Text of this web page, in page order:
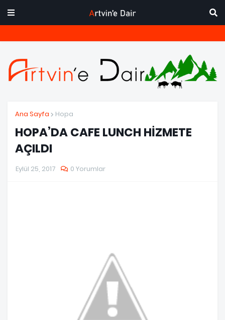
Ana Sayfa Hopa
HOPA’DA CAFE LUNCH HİZMETE
AÇILDI
Eylül 25, 2017 0 Yorumlar